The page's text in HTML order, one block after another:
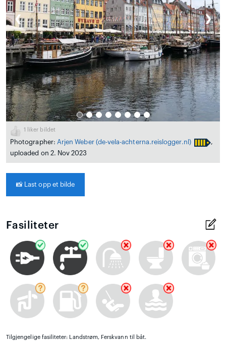
❮ ❯
1 liker bildet
Photographer: Arjen Weber (de-vela-achterna.reislogger.nl)
,
uploaded on 2. Nov 2023
📸 Last opp et bilde
Fasiliteter
Tilgjengelige fasiliteter: Landstrøm, Ferskvann til båt.